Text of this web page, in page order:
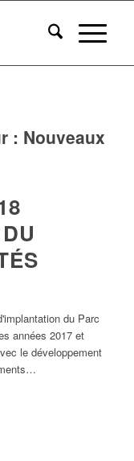
: Nouveaux
du Parc
années 2017 et
le développement